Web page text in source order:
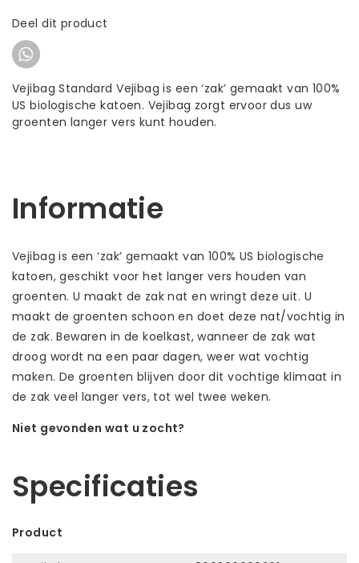
Deel dit product
Vejibag Standard Vejibag is een ‘zak’ gemaakt van 100%
US biologische katoen. Vejibag zorgt ervoor dus uw
groenten langer vers kunt houden.
Informatie
Vejibag is een ‘zak’ gemaakt van 100% US biologische
katoen, geschikt voor het langer vers houden van
groenten. U maakt de zak nat en wringt deze uit. U
maakt de groenten schoon en doet deze nat/vochtig in
de zak. Bewaren in de koelkast, wanneer de zak wat
droog wordt na een paar dagen, weer wat vochtig
maken. De groenten blijven door dit vochtige klimaat in
de zak veel langer vers, tot wel twee weken.
Niet gevonden wat u zocht?
Specificaties
Product